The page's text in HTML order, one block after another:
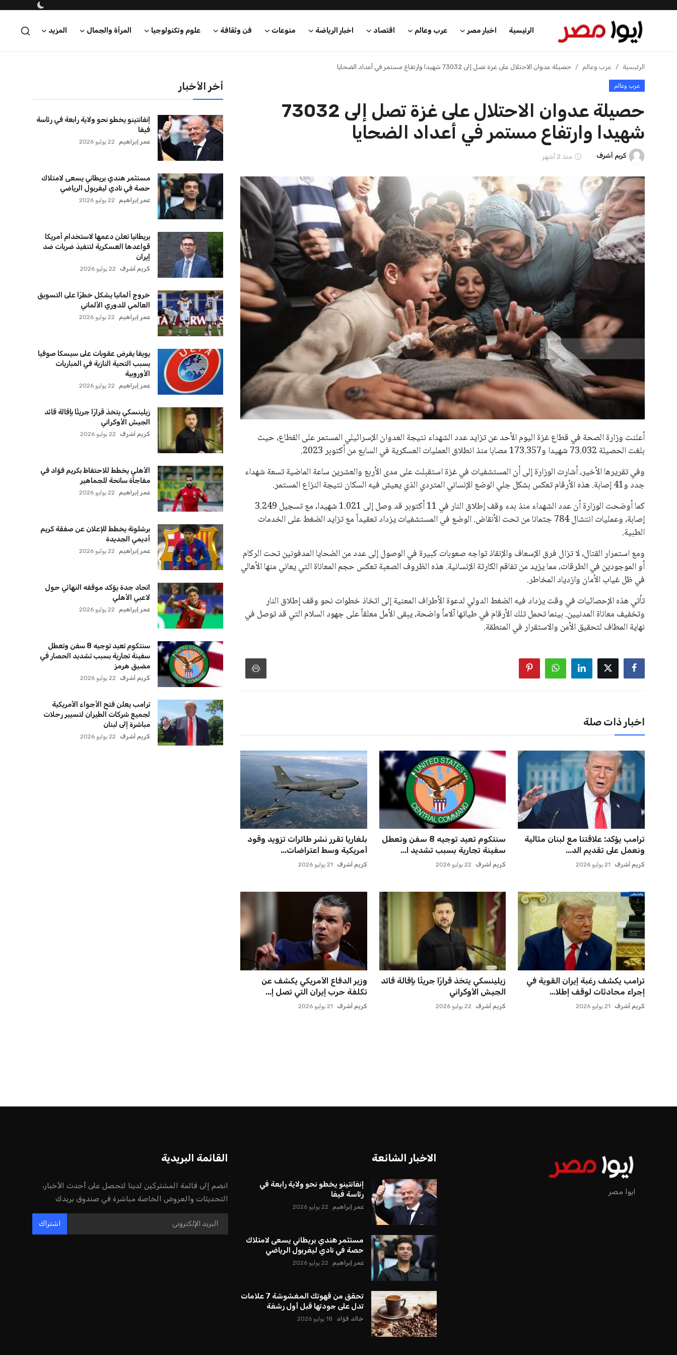
الرئيسية اخبار مصر عرب وعالم اقتصاد اخبار الرياضة منوعات فن وثقافة علوم وتكنولوجيا المرأة والجمال المزيد
الرئيسية
اخبار مصر
عرب وعالم
اخبار الرياضة
منوعات
فن وثقافة
علوم وتكنولوجيا
المرأة والجمال
الرئيسية عرب وعالم حصيلة عدوان الاحتلال على غزة تصل إلى 73032 شهيدا وارتفاع مستمر في أعداد الضحايا
عرب وعالم
حصيلة عدوان الاحتلال على غزة تصل إلى 73032
شهيدا وارتفاع مستمر في أعداد الضحايا
كريم أشرف منذ 2 أشهر
أعلنت وزارة الصحة في قطاع غزة اليوم الأحد عن تزايد عدد الشهداء نتيجة العدوان الإسرائيلي المستمر على القطاع، حيث
بلغت الحصيلة 73.032 شهيدا و173.357 مصابا منذ انطلاق العمليات العسكرية في السابع من أكتوبر 2023.
وفي تقريرها الأخير، أشارت الوزارة إلى أن المستشفيات في غزة استقبلت على مدى الأربع والعشرين ساعة الماضية تسعة شهداء
جدد و41 إصابة. هذه الأرقام تعكس بشكل جلي الوضع الإنساني المتردي الذي يعيش فيه السكان نتيجة النزاع المستمر.
كما أوضحت الوزارة أن عدد الشهداء منذ بدء وقف إطلاق النار في 11 أكتوبر قد وصل إلى 1.021 شهيدا، مع تسجيل 3.249
إصابة، وعمليات انتشال 784 جثمانا من تحت الأنقاض. الوضع في المستشفيات يزداد تعقيداً مع تزايد الضغط على الخدمات
الطبية.
ومع استمرار القتال، لا تزال فرق الإسعاف والإنقاذ تواجه صعوبات كبيرة في الوصول إلى عدد من الضحايا المدفونين تحت الركام
أو الموجودين في الطرقات، مما يزيد من تفاقم الكارثة الإنسانية. هذه الظروف الصعبة تعكس حجم المعاناة التي يعاني منها الأهالي
في ظل غياب الأمان وازدياد المخاطر.
تأتي هذه الإحصائيات في وقت يزداد فيه الضغط الدولي لدعوة الأطراف المعنية إلى اتخاذ خطوات نحو وقف إطلاق النار
وتخفيف معاناة المدنيين. بينما تحمل تلك الأرقام في طياتها آلاماً واضحة، يبقى الأمل معلقاً على جهود السلام التي قد توصل في
نهاية المطاف لتحقيق الأمن والاستقرار في المنطقة.
اخبار ذات صلة
ترامب يؤكد: علاقتنا مع لبنان مثالية
ونعمل على تقديم الد...
كريم أشرف 21 يوليو 2026
سنتكوم تعيد توجيه 8 سفن وتعطل
سفينة تجارية بسبب تشديد ا...
كريم أشرف 22 يوليو 2026
بلغاريا تقرر نشر طائرات تزويد وقود
أمريكية وسط اعتراضات...
كريم أشرف 21 يوليو 2026
ترامب يكشف رغبة إيران القوية في
إجراء محادثات لوقف إطلا...
كريم أشرف 21 يوليو 2026
زيلينسكي يتخذ قرارًا جريئًا بإقالة قائد
الجيش الأوكراني
كريم أشرف 22 يوليو 2026
وزير الدفاع الأمريكي يكشف عن
تكلفة حرب إيران التي تصل إ...
كريم أشرف 21 يوليو 2026
أخر الأخبار
إنفانتينو يخطو نحو ولاية رابعة في رئاسة
فيفا
عمر إبراهيم 22 يوليو 2026
مستثمر هندي بريطاني يسعى لامتلاك
حصة في نادي ليفربول الرياضي
عمر إبراهيم 22 يوليو 2026
بريطانيا تعلن دعمها لاستخدام أمريكا
قواعدها العسكرية لتنفيذ ضربات ضد
إيران
كريم أشرف 22 يوليو 2026
خروج ألمانيا يشكل خطرًا على التسويق
العالمي للدوري الألماني
عمر إبراهيم 22 يوليو 2026
يويفا يفرض عقوبات على سيسكا صوفيا
بسبب التحية النازية في المباريات
الأوروبية
عمر إبراهيم 22 يوليو 2026
زيلينسكي يتخذ قرارًا جريئًا بإقالة قائد
الجيش الأوكراني
كريم أشرف 22 يوليو 2026
الأهلي يخطط للاحتفاظ بكريم فؤاد في
مفاجأة سانحة للجماهير
عمر إبراهيم 22 يوليو 2026
برشلونة يخطط للإعلان عن صفقة كريم
أديمي الجديدة
عمر إبراهيم 22 يوليو 2026
اتحاد جدة يؤكد موقفه النهائي حول
لاعبي الأهلي
عمر إبراهيم 22 يوليو 2026
سنتكوم تعيد توجيه 8 سفن وتعطل
سفينة تجارية بسبب تشديد الحصار في
مضيق هرمز
كريم أشرف 22 يوليو 2026
ترامب يعلن فتح الأجواء الأمريكية
لجميع شركات الطيران لتسيير رحلات
مباشرة إلى لبنان
كريم أشرف 22 يوليو 2026
ايوا مصر
الاخبار الشائعة
إنفانتينو يخطو نحو ولاية رابعة في
رئاسة فيفا
عمر إبراهيم 22 يوليو 2026
مستثمر هندي بريطاني يسعى لامتلاك
حصة في نادي ليفربول الرياضي
عمر إبراهيم 22 يوليو 2026
تحقق من قهوتك المغشوشة 7 علامات
تدل على جودتها قبل أول رشفة
خالد فؤاد 18 يوليو 2026
القائمة البريدية
انضم إلى قائمة المشتركين لدينا لتحصل على أحدث الأخبار،
التحديثات والعروض الخاصة مباشرة في صندوق بريدك
اشتراك